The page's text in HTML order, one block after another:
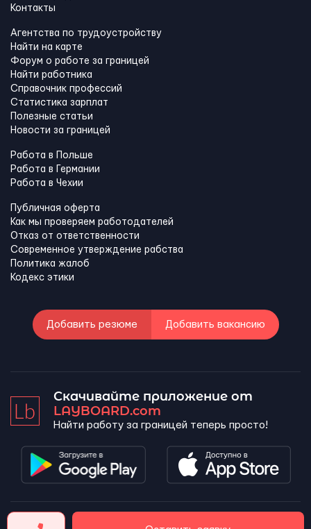
Контакты
Агентства по трудоустройству
Найти на карте
Форум о работе за границей
Найти работника
Справочник профессий
Статистика зарплат
Полезные статьи
Новости за границей
Работа в Польше
Работа в Германии
Работа в Чехии
Публичная оферта
Как мы проверяем работодателей
Отказ от ответственности
Современное утверждение рабства
Политика жалоб
Кодекс этики
Добавить резюме Добавить вакансию
Скачивайте приложение от
LAYBOARD.com
Найти работу за границей теперь просто!
LAYBOARD, SL Copyright 2026 ©